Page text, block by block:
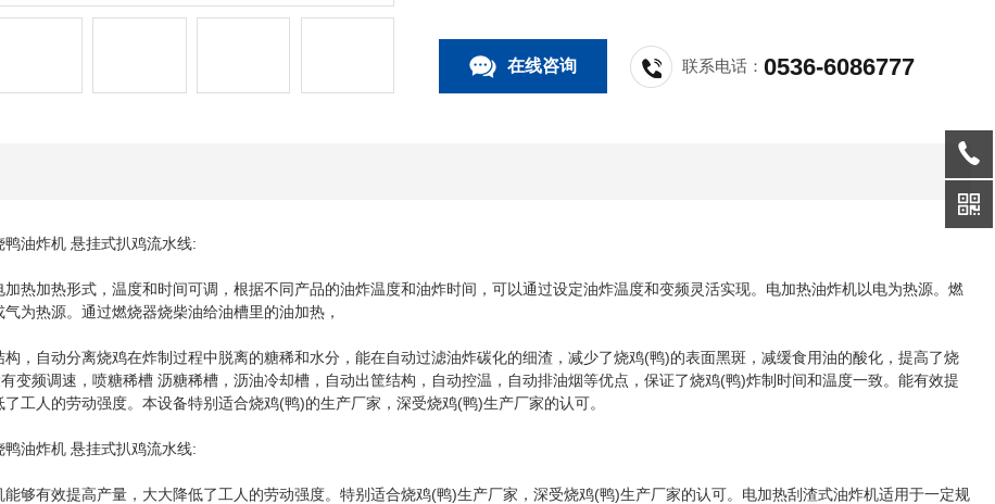
在线咨询 联系电话：0536-6086777
油炸机 悬挂式扒鸡流水线:
加热形式，温度和时间可调，根据不同产品的油炸温度和油炸时间，可以通过设定油炸温度和变频灵活实现。电加热油炸机以电为热源。燃
为热源。通过燃烧器烧柴油给油槽里的油加热，
自动分离烧鸡在炸制过程中脱离的糖稀和水分，能在自动过滤油炸碳化的细渣，减少了烧鸡(鸭)的表面黑斑，减缓食用油的酸化，提高了烧
变频调速，喷糖稀槽 沥糖稀槽，沥油冷却槽，自动出筐结构，自动控温，自动排油烟等优点，保证了烧鸡(鸭)炸制时间和温度一致。能有效提
工人的劳动强度。本设备特别适合烧鸡(鸭)的生产厂家，深受烧鸡(鸭)生产厂家的认可。
油炸机 悬挂式扒鸡流水线:
有效提高产量，大大降低了工人的劳动强度。特别适合烧鸡(鸭)生产厂家，深受烧鸡(鸭)生产厂家的认可。电加热刮渣式油炸机适用于一定规